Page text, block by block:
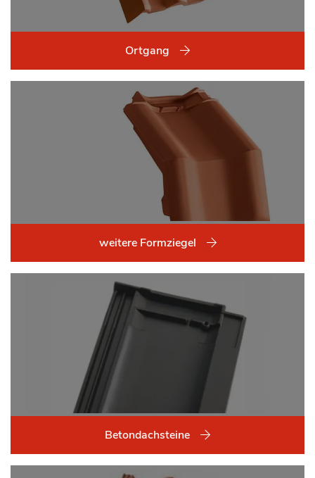
Ortgang
weitere Formziegel
Betondachsteine